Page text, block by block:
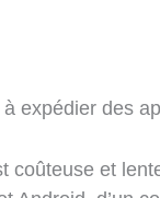
expédier des
coûteuse et